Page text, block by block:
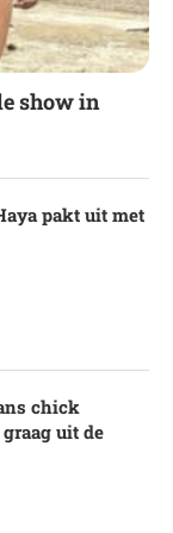
show in
pakt uit met
chick
uit de